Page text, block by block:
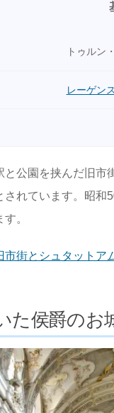
トゥルン
レーゲン
と公園を挟んだ旧
されています。昭和
。
市街とシュタットア
た侯爵のお